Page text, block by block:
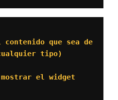
que sea de
tipo)